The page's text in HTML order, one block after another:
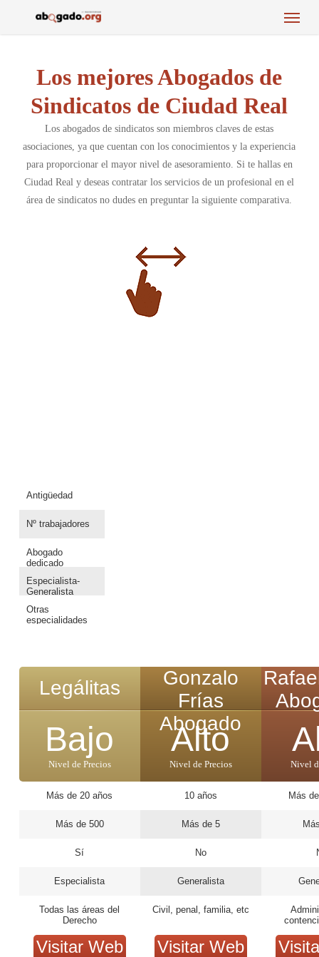
Menu
Los mejores Abogados de
Sindicatos de Ciudad Real
Los abogados de sindicatos son miembros claves de estas
asociaciones, ya que cuentan con los conocimientos y la experiencia
para proporcionar el mayor nivel de asesoramiento. Si te hallas en
Ciudad Real y deseas contratar los servicios de un profesional en el
área de sindicatos no dudes en preguntar la siguiente comparativa.
Antigüedad
Nº trabajadores
Abogado
dedicado
Especialista-
Generalista
Otras
especialidades
Legálitas
Bajo
Nivel de Precios
Más de 20 años
Más de 500
Sí
Especialista
Todas las áreas del
Derecho
Visitar Web
Gonzalo
Frías
Abogado
Alto
Nivel de Precios
10 años
Más de 5
No
Generalista
Civil, penal, familia, etc
Visitar Web
Nivel
Más